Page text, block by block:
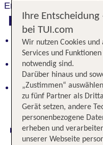
Erholungssuchende und
Highlights
Vielfältiges Sport-
Altersgruppen ​
Umfangreiches All-
Restaurant ​
Familienfreundliche
und Spielplatz
Digitaler und
Ihre
bei TUI.com
Wir nutzen Cookies
Services und
notwendig sind.
Darüber hinaus und
„Zustimmen“
zu fünf Partner als
Gerät setzen, andere
personenbezogene
erheben und
unserer Webseite